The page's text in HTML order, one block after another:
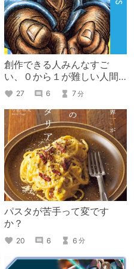
創作できる人みんなすご
い、０から１が難しい人間
の話
27 6 7分
パスタが苦手って変です
か？
20 6 6 分